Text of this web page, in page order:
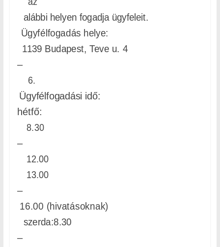
alábbi helyen fogadja ügyfeleit.
Ügyfélfogadás helye:
1139 Budapest, Teve u. 4
–
6.
Ügyfélfogadási idő:
hétfő:
8.30
–
12.00
13.00
–
16.00 (hivatásoknak)
szerda:8.30
–